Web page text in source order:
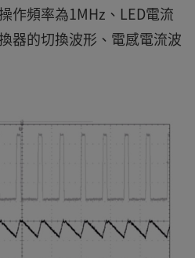
作頻率為1MHz、LED電流
器的切換波形、電感電流波